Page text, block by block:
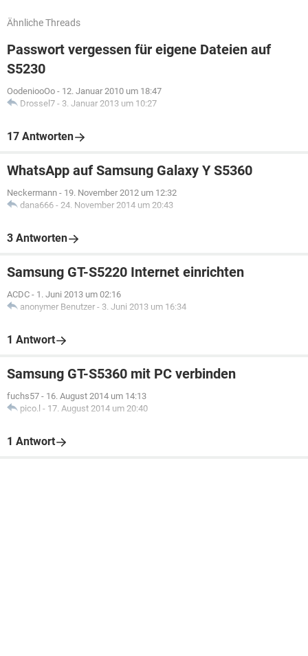
Ähnliche Threads
Passwort vergessen für eigene Dateien auf
S5230
OodeniooOo - 12. Januar 2010 um 18:47
Drossel7 - 3. Januar 2013 um 10:27
17 Antworten
WhatsApp auf Samsung Galaxy Y S5360
Neckermann - 19. November 2012 um 12:32
dana666 - 24. November 2014 um 20:43
3 Antworten
Samsung GT-S5220 Internet einrichten
ACDC - 1. Juni 2013 um 02:16
anonymer Benutzer - 3. Juni 2013 um 16:34
1 Antwort
Samsung GT-S5360 mit PC verbinden
fuchs57 - 16. August 2014 um 14:13
pico.l - 17. August 2014 um 20:40
1 Antwort